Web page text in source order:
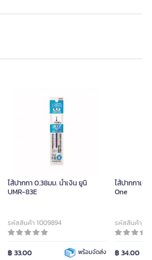
ไส้ปากกา 0.38มม. น้ำเงิน ยูนิ
UMR-83E
รหัสสินค้า 1009894
฿ 33.00 พร้อมจัดส่ง
ไส้ปากกาเจ
One
รหัสสินค้า
฿ 34.00